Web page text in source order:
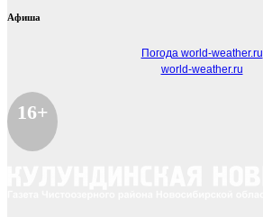
Афиша
Погода world-weather.ru
world-weather.ru
16+